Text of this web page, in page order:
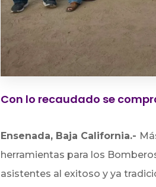
Con lo recaudado se
Ensenada, Baja California.-
herramientas para los
asistentes al exitoso y ya